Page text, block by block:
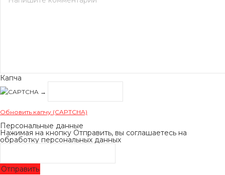
Капча
→
Обновить капчу (CAPTCHA)
Персональные данные
Нажимая на кнопку Отправить, вы соглашаетесь на
обработку персональных данных
Отправить